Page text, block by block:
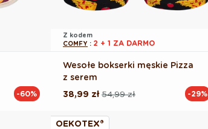
-60%
Z kodem
COMFY : 2 + 1 ZA DARMO
Wesołe bokserki męskie Pizza
z serem
Cena
54,99 zł
Cena
38,99 zł -29%
OEKOTEX®